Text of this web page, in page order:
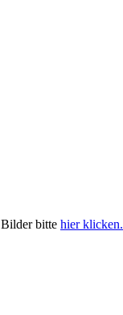
bitte hier klicken.